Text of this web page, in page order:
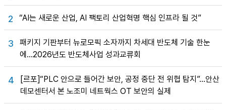
2 “AI는 새로운 산업, AI 팩토리 산업혁명 핵심 인프라 될 것”
3
패키지 기판부터 뉴로모픽 소자까지 차세대 반도체 기술 한눈
에…2026년도 반도체사업 성과교류회
4
[르포]“PLC 안으로 들어간 보안, 공정 중단 전 위협 탐지”…안산
데모센터서 본 노조미 네트웍스 OT 보안의 실제